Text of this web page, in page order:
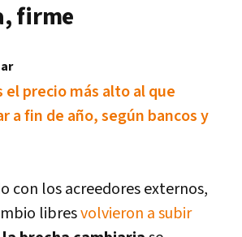
firme
el precio más alto al que
a fin de año, según bancos y
con los acreedores externos,
libresvolvieron a subir